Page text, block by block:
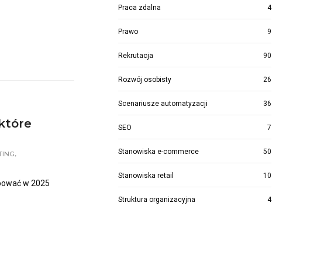
,
w 2025
Praca zdalna 4
Prawo 9
Rekrutacja 90
Rozwój osobisty 26
Scenariusze automatyzacji 36
SEO 7
Stanowiska e-commerce 50
Stanowiska retail 10
Struktura organizacyjna 4